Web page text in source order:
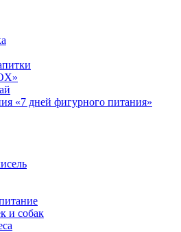
«7 дней фигурного питания»
и собак